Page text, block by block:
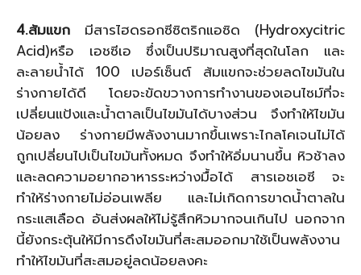
4.ส้มแขก มีสารไฮดรอกซีซิตริกแอซิด (Hydroxycitric
Acid)หรือ เอชซีเอ ซึ่งเป็นปริมาณสูงที่สุดในโลก และ
ละลายน้ำได้ 100 เปอร์เซ็นต์ ส้มแขกจะช่วยลดไขมันใน
ร่างกายได้ดี โดยจะขัดขวางการทำงานของเอนไซม์ที่จะ
เปลี่ยนแป้งและน้ำตาลเป็นไขมันได้บางส่วน จึงทำให้ไขมัน
น้อยลง ร่างกายมีพลังงานมากขึ้นเพราะไกลโคเจนไม่ได้
ถูกเปลี่ยนไปเป็นไขมันทั้งหมด จึงทำให้อิ่มนานขึ้น หิวช้าลง
และลดความอยากอาหารระหว่างมื้อได้ สารเอชเอซี จะ
ทำให้ร่างกายไม่อ่อนเพลีย และไม่เกิดการขาดน้ำตาลใน
กระแสเลือด อันส่งผลให้ไม่รู้สึกหิวมากจนเกินไป นอกจาก
นี้ยังกระตุ้นให้มีการดึงไขมันที่สะสมออกมาใช้เป็นพลังงาน
ทำให้ไขมันที่สะสมอยู่ลดน้อยลงคะ